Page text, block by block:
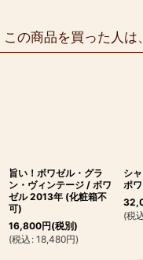
この商品を買った人
旨い！ボワゼル・グラ
ン・ヴィンテージ / ボワ
ゼル 2013年 (化粧箱不
可)
16,800円(税別)
(税込 : 18,480円)
シ
ポ
(税